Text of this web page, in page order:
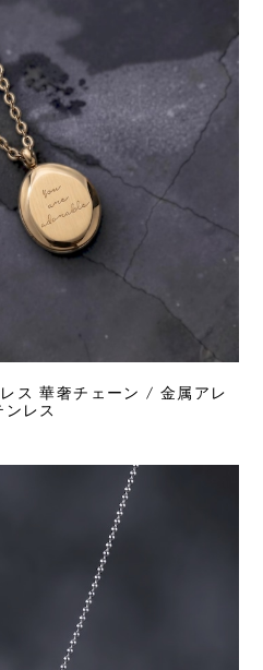
ス 華奢チェーン / 金属アレ
レス